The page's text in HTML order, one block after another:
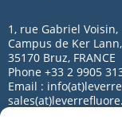
1, rue Gabriel Voisin,
Campus de Ker Lann,
35170 Bruz, FRANCE
Phone +33 2 9905
Email :